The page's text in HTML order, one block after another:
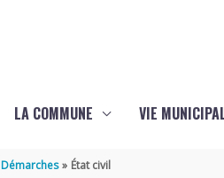
LA COMMUNE VIE
Démarches État civil